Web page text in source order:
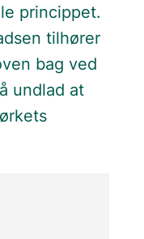
princippet.
tilhører
bag ved
undlad at